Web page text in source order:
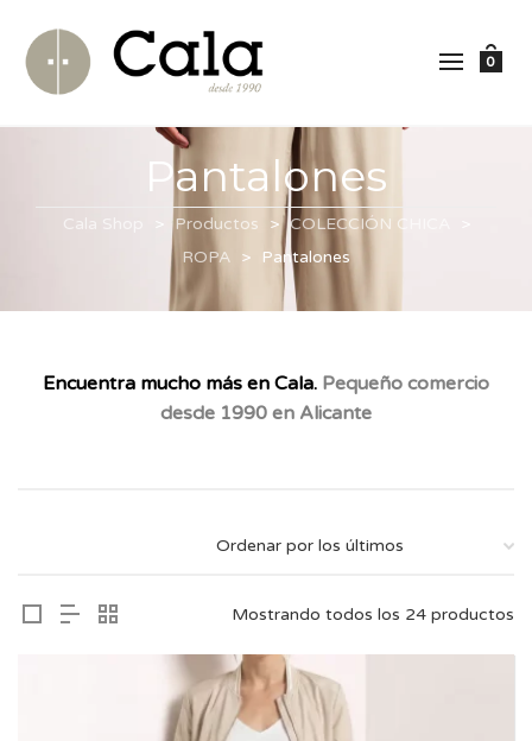
0
Pantalones
Cala Shop Productos > COLECCIÓN CHICA
ROPA > Pantalones
Encuentra mucho más en Cala. Pequeño comercio
desde 1990 en Alicante
Mostrando todos los 24 productos